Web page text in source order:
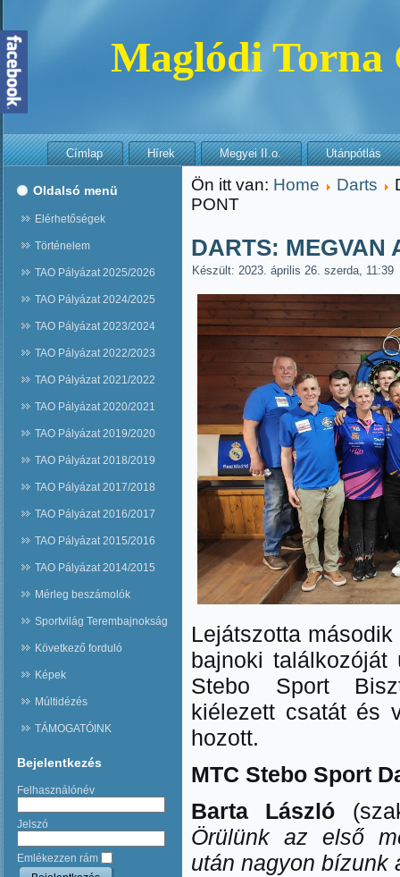
Maglódi Torna
Címlap Hírek Megyei II.o. Utánpótlás
Oldalsó menü
Elérhetőségek
Történelem
TAO Pályázat 2025/2026
TAO Pályázat 2024/2025
TAO Pályázat 2023/2024
TAO Pályázat 2022/2023
TAO Pályázat 2021/2022
TAO Pályázat 2020/2021
TAO Pályázat 2019/2020
TAO Pályázat 2018/2019
TAO Pályázat 2017/2018
TAO Pályázat 2016/2017
TAO Pályázat 2015/2016
TAO Pályázat 2014/2015
Mérleg beszámolók
Sportvilág Terembajnokság
Következő forduló
Képek
Múltidézés
TÁMOGATÓINK
Bejelentkezés
Felhasználónév
Jelszó
Emlékezzen rám
Ön itt van: Home Darts
PONT
DARTS: MEGVAN
Készült: 2023. április 26. szerda, 11:39
Lejátszotta
bajnoki találkozóját
Stebo Sport
kiélezett csatát és
hozott.
MTC Stebo Sport
Barta László
Örülünk az első
után nagyon bízunk